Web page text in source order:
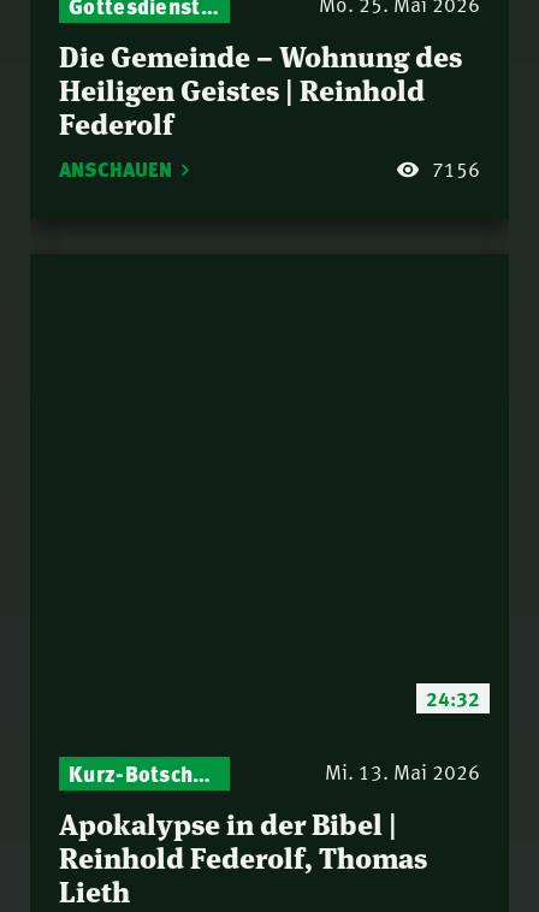
Die Gemeinde – Wohnung des
Heiligen Geistes | Reinhold
Federolf
ANSCHAUEN 7156
24:32
Kurz-Botschaften – Biblische Impulse mit Zukunft im Blick Mi. 13. Mai 2026
Apokalypse in der Bibel |
Reinhold Federolf, Thomas
Lieth